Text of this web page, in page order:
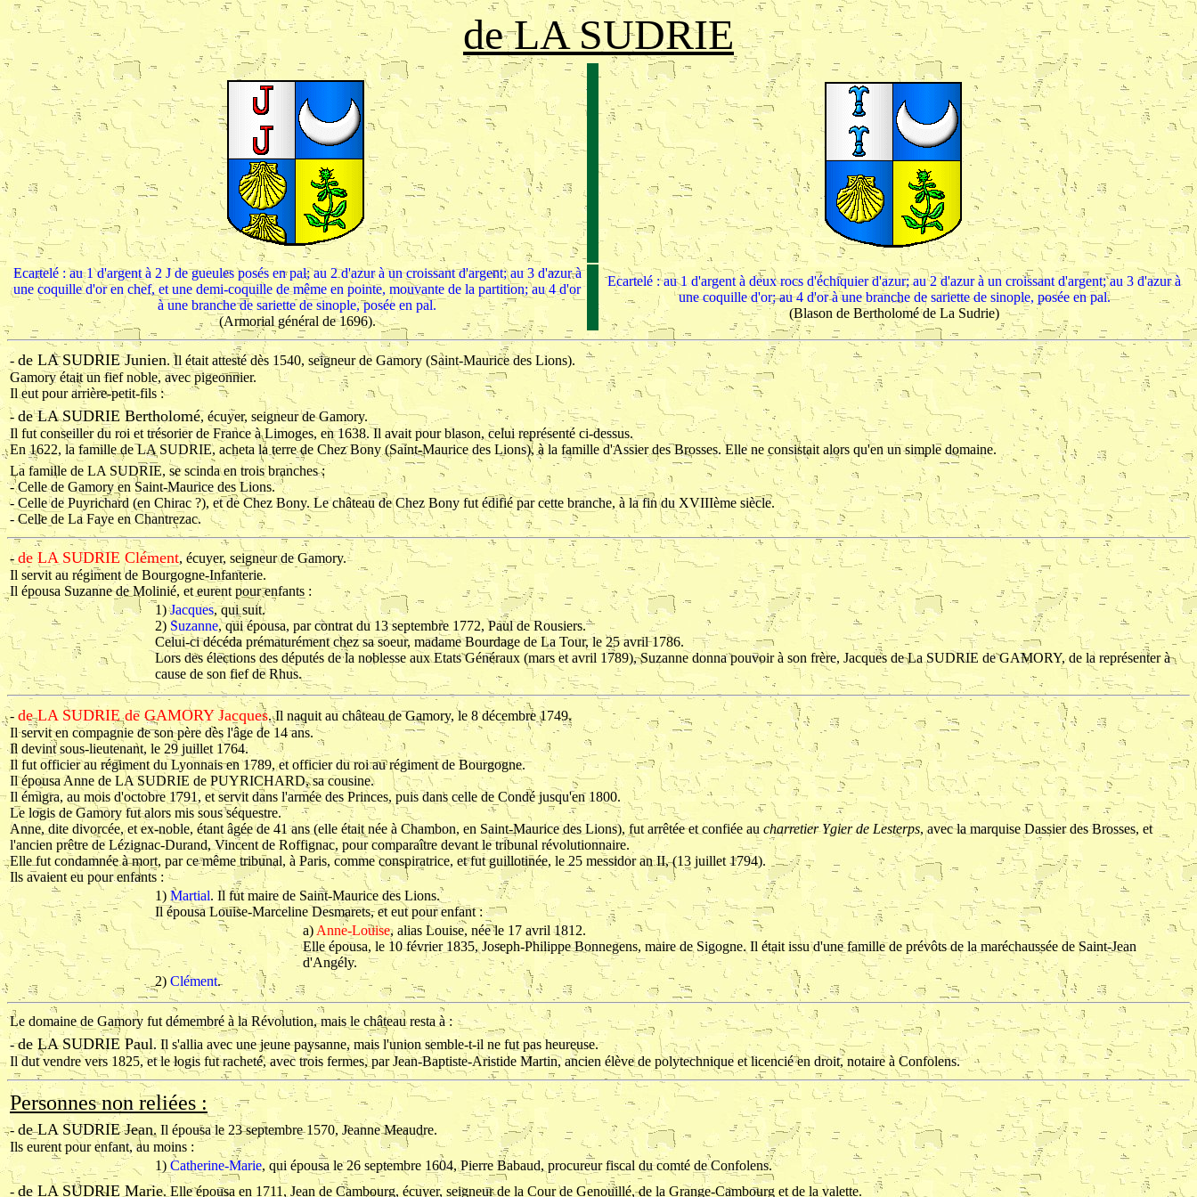
de LA SUDRIE
Ecartelé : au 1 d'argent à 2 J de gueules posés en pal; au 2 d'azur à un croissant d'argent; au 3 d'azur à
une coquille d'or en chef, et une demi-coquille de même en pointe, mouvante de la partition; au 4 d'or
à une branche de sariette de sinople, posée en pal.
(Armorial général de 1696).
Ecartelé : au 1 d'argent à deux rocs d'échiquier d'azur; au 2 d'azur à un croissant d'argent; au 3 d'azur à
une coquille d'or; au 4 d'or à une branche de sariette de sinople, posée en pal.
(Blason de Bertholomé de La Sudrie)
- de LA SUDRIE Junien. Il était attesté dès 1540, seigneur de Gamory (Saint-Maurice des Lions).
Gamory était un fief noble, avec pigeonnier.
Il eut pour arrière-petit-fils :
- de LA SUDRIE Bertholomé, écuyer, seigneur de Gamory.
Il fut conseiller du roi et trésorier de France à Limoges, en 1638. Il avait pour blason, celui représenté ci-dessus.
En 1622, la famille de LA SUDRIE, acheta la terre de Chez Bony (Saint-Maurice des Lions), à la famille d'Assier des Brosses. Elle ne consistait alors qu'en un simple domaine.
La famille de LA SUDRIE, se scinda en trois branches :
- Celle de Gamory en Saint-Maurice des Lions.
- Celle de Puyrichard (en Chirac ?), et de Chez Bony. Le château de Chez Bony fut édifié par cette branche, à la fin du XVIIIème siècle.
- Celle de La Faye en Chantrezac.
-de LA SUDRIE Clément, écuyer, seigneur de Gamory.
Il servit au régiment de Bourgogne-Infanterie.
Il épousa Suzanne de Molinié, et eurent pour enfants :
1)Jacques, qui suit.
2) Suzanne, qui épousa, par contrat du 13 septembre 1772, Paul de Rousiers.
Celui-ci décéda prématurément chez sa soeur, madame Bourdage de La Tour, le 25 avril 1786.
Lors des élections des députés de la noblesse aux Etats Généraux (mars et avril 1789), Suzanne donna pouvoir à son frère, Jacques de La SUDRIE de GAMORY, de la représenter à
cause de son fief de Rhus.
- de LA SUDRIE de GAMORY Jacques. Il naquit au château de Gamory, le 8 décembre 1749.
Il servit en compagnie de son père dès l'âge de 14 ans.
Il devint sous-lieutenant, le 29 juillet 1764.
Il fut officier au régiment du Lyonnais en 1789, et officier du roi au régiment de Bourgogne.
Il épousa Anne de LA SUDRIE de PUYRICHARD, sa cousine.
Il émigra, au mois d'octobre 1791, et servit dans l'armée des Princes, puis dans celle de Condé jusqu'en 1800.
Le logis de Gamory fut alors mis sous séquestre.
Anne, dite divorcée, et ex-noble, étant âgée de 41 ans (elle était née à Chambon, en Saint-Maurice des Lions), fut arrêtée et confiée aucharretier Ygier de Lesterps, avec la marquise Dassier des Brosses, et
l'ancien prêtre de Lézignac-Durand, Vincent de Roffignac, pour comparaître devant le tribunal révolutionnaire.
Elle fut condamnée à mort, par ce même tribunal, à Paris, comme conspiratrice, et fut guillotinée, le 25 messidor an II, (13 juillet 1794).
Ils avaient eu pour enfants :
1) Martial. Il fut maire de Saint-Maurice des Lions.
Il épousa Louise-Marceline Desmarets, et eut pour enfant :
a) Anne-Louise, alias Louise, née le 17 avril 1812.
Elle épousa, le 10 février 1835, Joseph-Philippe Bonnegens, maire de Sigogne. Il était issu d'une famille de prévôts de la maréchaussée de Saint-Jean
d'Angély.
2) Clément.
Le domaine de Gamory fut démembré à la Révolution, mais le château resta à :
-de LA SUDRIE Paul. Il s'allia avec une jeune paysanne, mais l'union semble-t-il ne fut pas heureuse.
Il dut vendre vers 1825, et le logis fut racheté, avec trois fermes, par Jean-Baptiste-Aristide Martin, ancien élève de polytechnique et licencié en droit, notaire à Confolens.
Personnes non reliées :
- de LA SUDRIE Jean. Il épousa le 23 septembre 1570, Jeanne Meaudre.
Ils eurent pour enfant, au moins :
1) Catherine-Marie, qui épousa le 26 septembre 1604, Pierre Babaud, procureur fiscal du comté de Confolens.
- de LA SUDRIE Marie. Elle épousa en 1711, Jean de Cambourg, écuyer, seigneur de la Cour de Genouillé, de la Grange-Cambourg et de la valette.